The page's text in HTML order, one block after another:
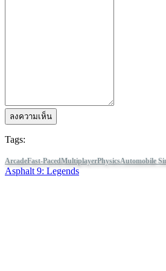
ลงความเห็น
Tags:
ArcadeFast-PacedMultiplayerPhysicsAutomobile
Asphalt 9: Legends